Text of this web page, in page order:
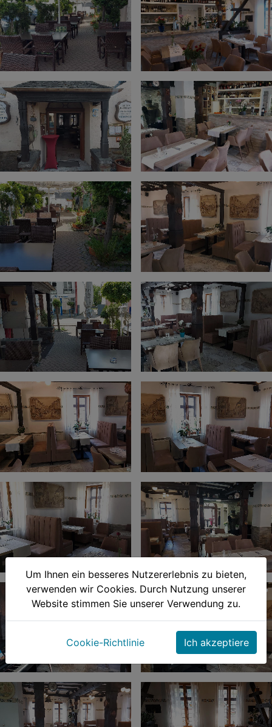
Um Ihnen ein besseres Nutzererlebnis zu bieten,
verwenden wir Cookies. Durch Nutzung unserer
Website stimmen Sie unserer Verwendung zu.
Cookie-Richtlinie Ich akzeptiere